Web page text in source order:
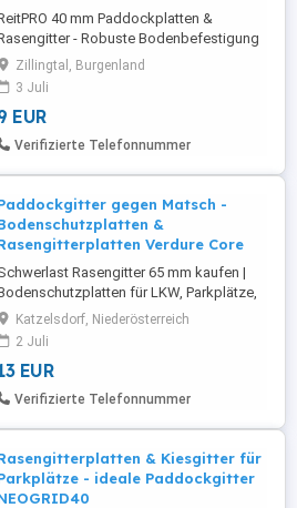
40 mm Paddockplatten &
- Robuste Bodenbefestigung
Pferdehaltung und Schwerlastflächen
Paddockplatten für
Reitplätze, Zufahrten
Parkflächen Die ReitPRO 40 mm
von MegaSpar sind die
stark beanspruchter ...
Zillingtal, Burgenland
3 Juli
EUR
Verifizierte Telefonnummer
gegen Matsch -
&
Verdure Core
Rasengitter 65 mm kaufen |
für LKW, Parkplätze,
und Paddocks
Bodenbefestigung für
belastete und wasserdurchlässige
Das Schwerlast Rasengitter 65
ist eine hochwertige Lösung zur
...
Katzelsdorf, Niederösterreich
2 Juli
EUR
Verifizierte Telefonnummer
& Kiesgitter für
- ideale Paddockgitter